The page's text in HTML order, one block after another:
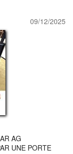
09/12/2025
AG
UNE PORTE